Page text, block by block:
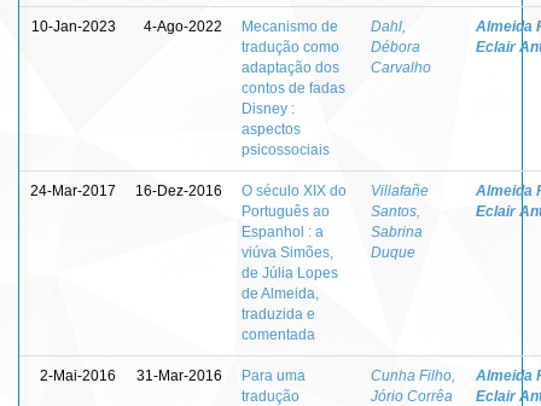
10-Jan-2023 4-Ago-2022
Mecanismo de
tradução como
adaptação dos
contos de fadas
Disney :
aspectos
psicossociais
Dahl,
Débora
Carvalho
Almeida
Eclair
24-Mar-2017 16-Dez-2016
O século XIX do
Português ao
Espanhol : a
viúva Simões,
de Júlia Lopes
de Almeida,
traduzida e
comentada
Villafañe
Santos,
Sabrina
Duque
Almeida
Eclair
2-Mai-2016 31-Mar-2016
Para uma
tradução
Cunha Filho,
Jório Corrêa
Almeida
Eclair